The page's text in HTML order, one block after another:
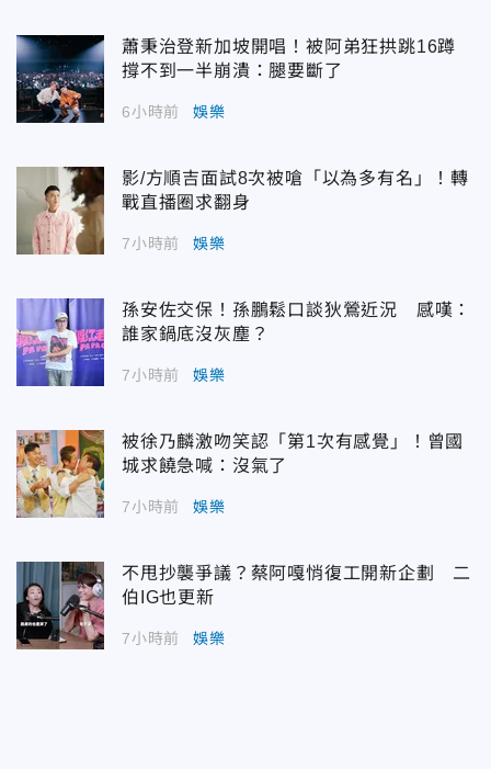
蕭秉治登新加坡開唱！被阿弟狂拱跳16蹲
撐不到一半崩潰：腿要斷了
6小時前 娛樂
影/方順吉面試8次被嗆「以為多有名」！轉
戰直播圈求翻身
7小時前 娛樂
孫安佐交保！孫鵬鬆口談狄鶯近況 感嘆：
誰家鍋底沒灰塵？
7小時前 娛樂
被徐乃麟激吻笑認「第1次有感覺」！曾國
城求饒急喊：沒氣了
7小時前 娛樂
不甩抄襲爭議？蔡阿嘎悄復工開新企劃 二
伯IG也更新
7小時前 娛樂